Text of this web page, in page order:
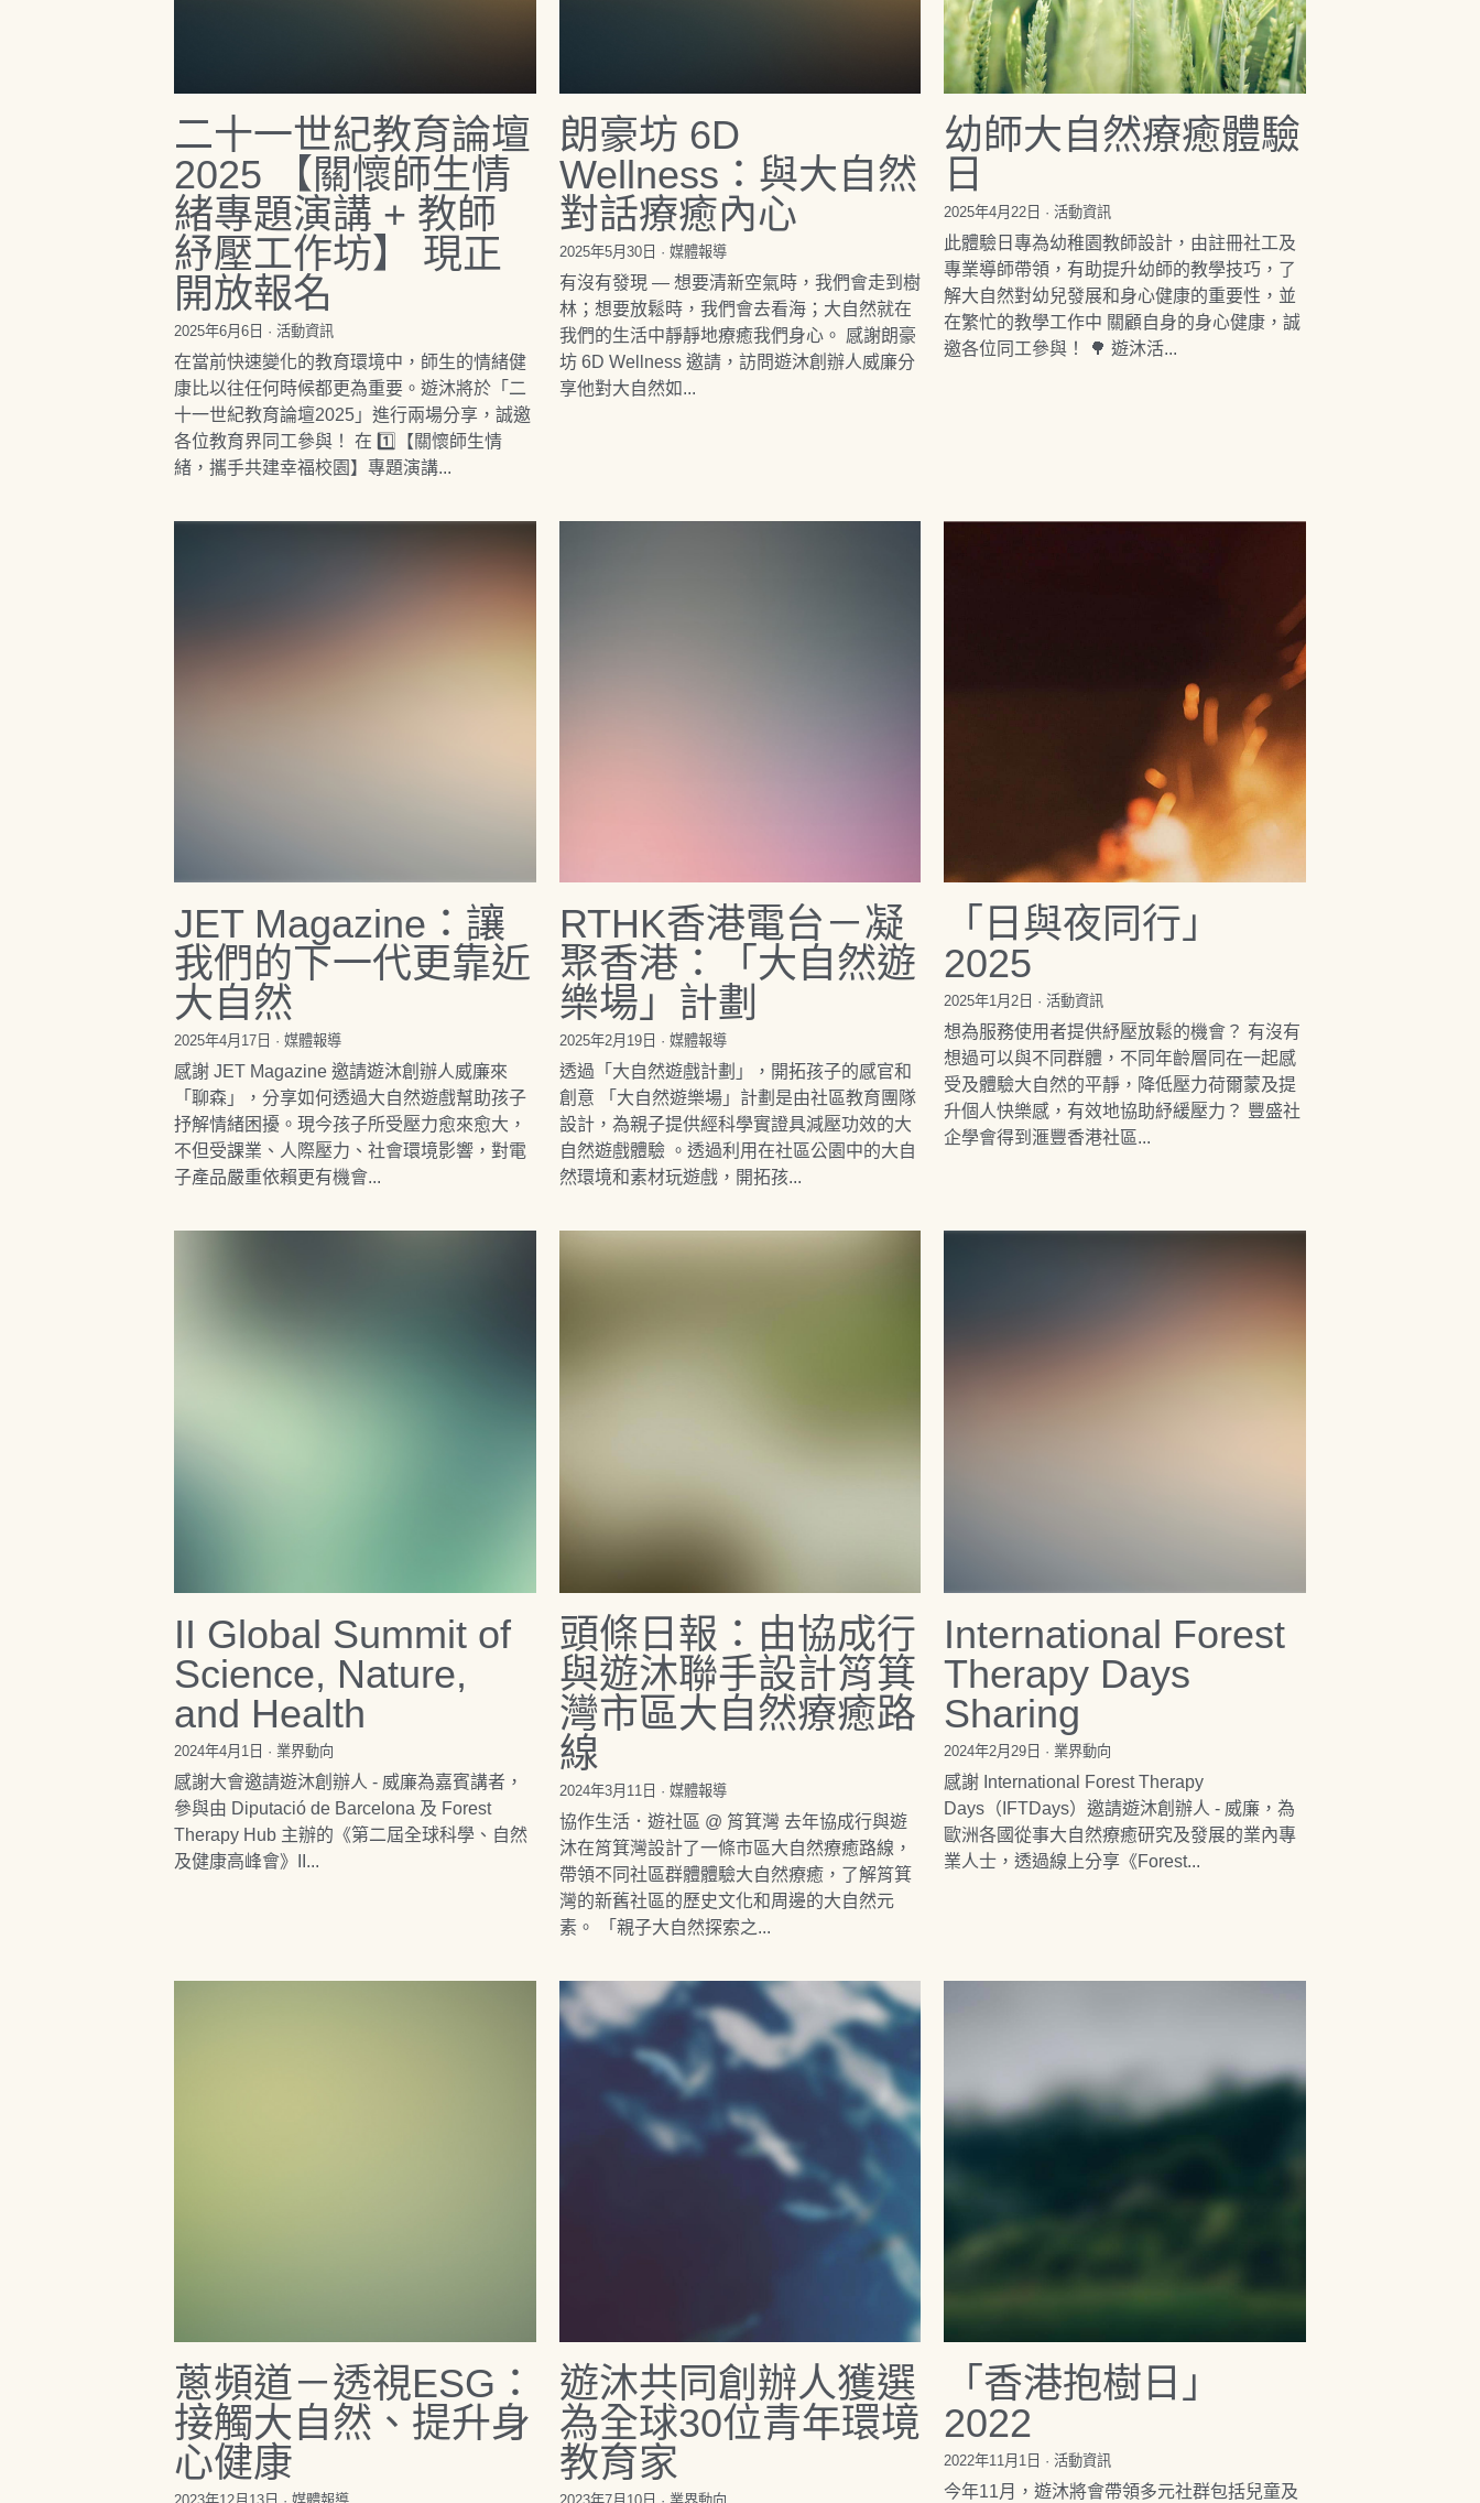
二十一世紀教育論壇
2025 【關懷師生情
緒專題演講 + 教師
紓壓工作坊】 現正
開放報名
2025年6月6日 ·活動資訊
在當前快速變化的教育環境中，師生的情緒健
康比以往任何時候都更為重要。遊沐將於「二
十一世紀教育論壇2025」進行兩場分享，誠邀
各位教育界同工參與！ 在 1️⃣【關懷師生情
緒，攜手共建幸福校園】專題演講...
朗豪坊 6D
Wellness：與大自然
對話療癒內心
2025年5月30日 · 媒體報導
有沒有發現 — 想要清新空氣時，我們會走到樹
林；想要放鬆時，我們會去看海；大自然就在
我們的生活中靜靜地療癒我們身心。 感謝朗豪
坊 6D Wellness 邀請，訪問遊沐創辦人威廉分
享他對大自然如...
幼師大自然療癒體驗
日
2025年4月22日 · 活動資訊
此體驗日專為幼稚園教師設計，由註冊社工及
專業導師帶領，有助提升幼師的教學技巧，了
解大自然對幼兒發展和身心健康的重要性，並
在繁忙的教學工作中 關顧自身的身心健康，誠
邀各位同工參與！ 🌳 遊沐活...
JET Magazine：讓
我們的下一代更靠近
大自然
2025年4月17日 ·媒體報導
感謝 JET Magazine 邀請遊沐創辦人威廉來
「聊森」，分享如何透過大自然遊戲幫助孩子
抒解情緒困擾。現今孩子所受壓力愈來愈大，
不但受課業、人際壓力、社會環境影響，對電
子產品嚴重依賴更有機會...
RTHK香港電台－凝
聚香港：「大自然遊
樂場」計劃
2025年2月19日 · 媒體報導
透過「大自然遊戲計劃」，開拓孩子的感官和
創意 「大自然遊樂場」計劃是由社區教育團隊
設計，為親子提供經科學實證具減壓功效的大
自然遊戲體驗 。透過利用在社區公園中的大自
然環境和素材玩遊戲，開拓孩...
「日與夜同行」
2025
2025年1月2日 · 活動資訊
想為服務使用者提供紓壓放鬆的機會？ 有沒有
想過可以與不同群體，不同年齡層同在一起感
受及體驗⼤⾃然的平靜，降低壓力荷爾蒙及提
升個人快樂感，有效地協助紓緩壓力？ 豐盛社
企學會得到滙豐香港社區...
II Global Summit of
Science, Nature,
and Health
2024年4月1日 · 業界動向
感謝大會邀請遊沐創辦人 - 威廉為嘉賓講者，
參與由 Diputació de Barcelona 及 Forest
Therapy Hub 主辦的《第二屆全球科學、自然
及健康高峰會》II...
頭條日報：由協成行
與遊沐聯手設計筲箕
灣市區大自然療癒路
線
2024年3月11日 · 媒體報導
協作生活．遊社區 @ 筲箕灣 去年協成行與遊
沐在筲箕灣設計了一條市區大自然療癒路線，
帶領不同社區群體體驗大自然療癒，了解筲箕
灣的新舊社區的歷史文化和周邊的大自然元
素。 「親子大自然探索之...
International Forest
Therapy Days
Sharing
2024年2月29日 · 業界動向
感謝 International Forest Therapy
Days（IFTDays）邀請遊沐創辦人 - 威廉，為
歐洲各國從事大自然療癒研究及發展的業內專
業人士，透過線上分享《Forest...
蔥頻道－透視ESG：
接觸大自然、提升身
心健康
遊沐共同創辦人獲選
為全球30位青年環境
教育家
「香港抱樹日」
2022
2022年11月1日 · 活動資訊
今年11月，遊沐將會帶領多元社群包括兒童及